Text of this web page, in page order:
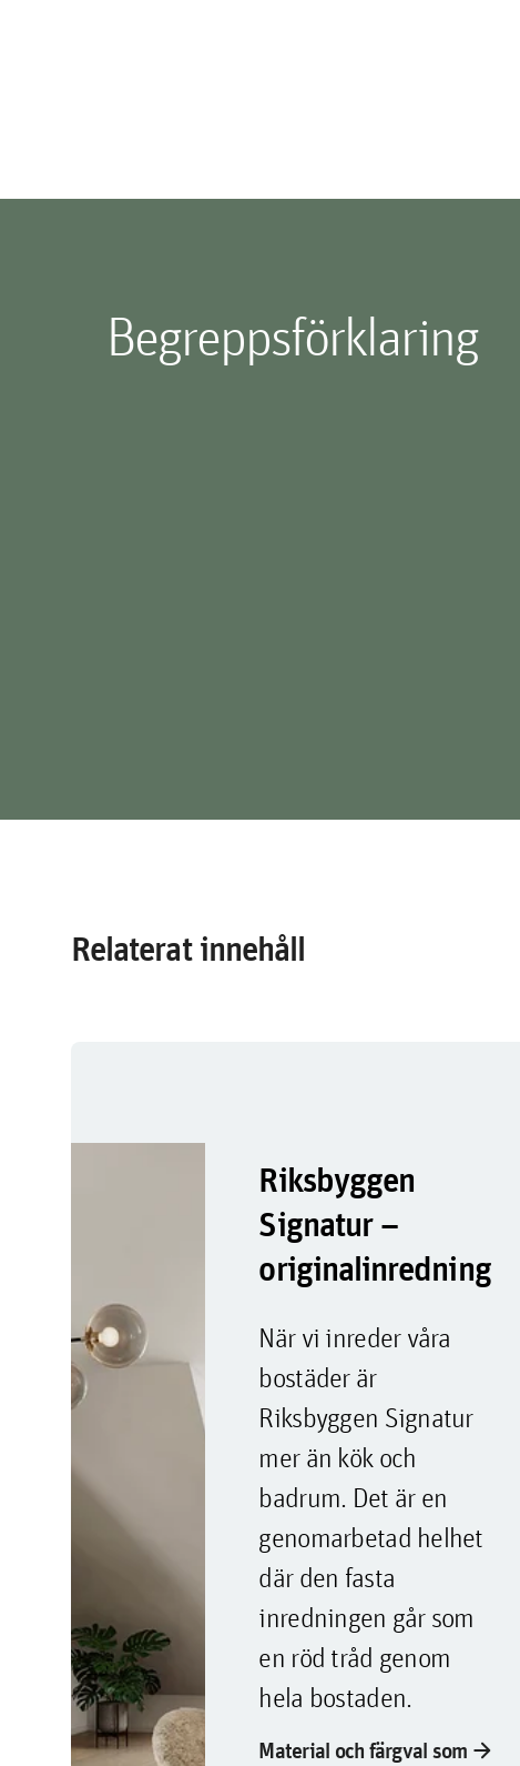
Begreppsförklaring
Relaterat innehåll
Riksbyggen
Signatur –
originalinredning
När vi inreder våra
bostäder är
Riksbyggen Signatur
mer än kök och
badrum. Det är en
genomarbetad helhet
där den fasta
inredningen går som
en röd tråd genom
hela bostaden.
Material och färgval som arrow_forward